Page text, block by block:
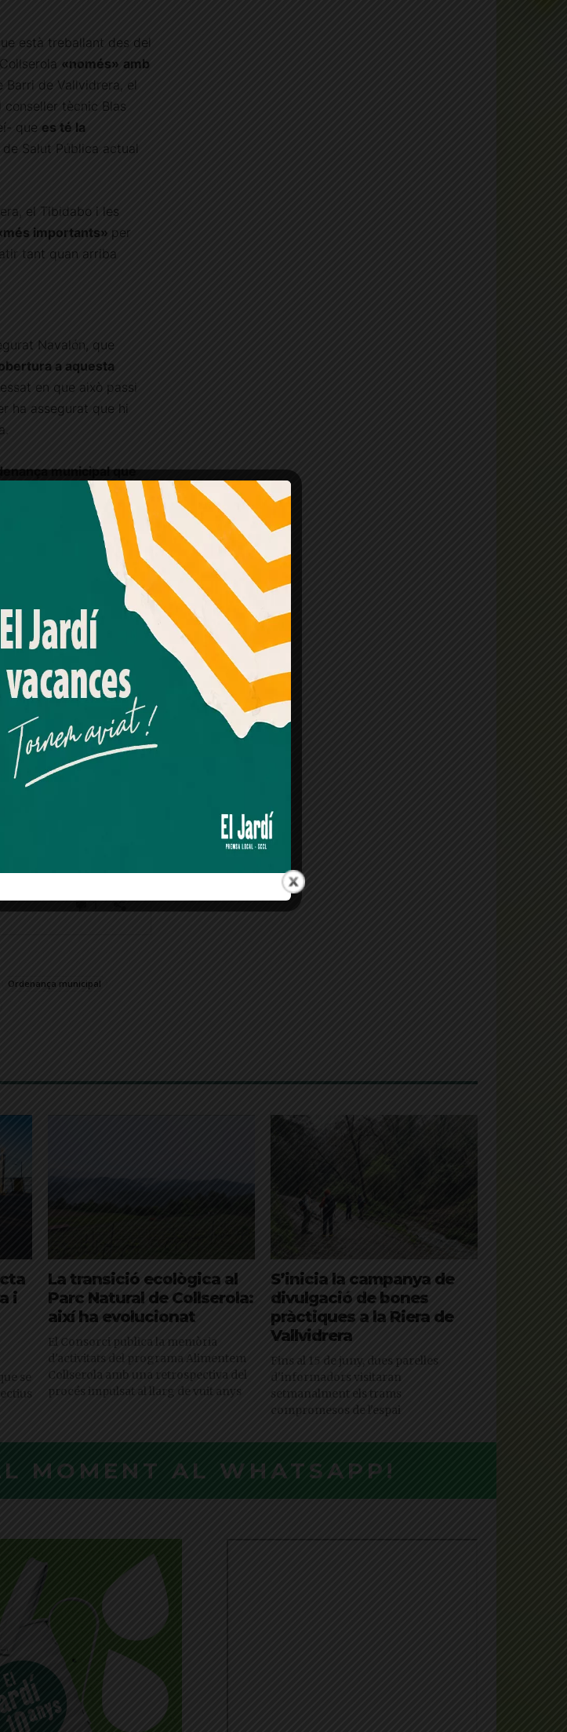
està treballant des del
«només» amb
Barri de Vallvidrera, el
tècnic Blas
que es té la
Salut Pública actual
el Tibidabo i les
importants» per
tant quan arriba
Navalón, que
a aquesta
en que això passi
ha assegurat que hi
municipal que
Ordenança municipal
i
se
La transició ecològica al
Parc Natural de Collserola:
així ha evolucionat
El Consorci publica la memòria
d'activitats del programa Alimentem
Collserola amb una retrospectiva del
procés impulsat al llarg de vuit anys
S’inicia la campanya de
divulgació de bones
pràctiques a la Riera de
Vallvidrera
Fins al 15 de juny, dues parelles
d'informadors visitaran
setmanalment els trams
compromesos de l'espai
MOMENT AL WHATSAPP!
fem servir galetes o
emmagatzemar, accedir i
com la seva visita a aquest lloc
o oposar-se al
basat en interessos legítims en
clic a "Ajustos de cookies" o a la
en aquest lloc web. Si cliques
consentiment
Acceptar Rebutjar tot
al Diari el Jardí, dona el seu
per rebre comunicacions
amb el servei. Aquest
revocat en qualsevol moment
baixa present a tots els correus.